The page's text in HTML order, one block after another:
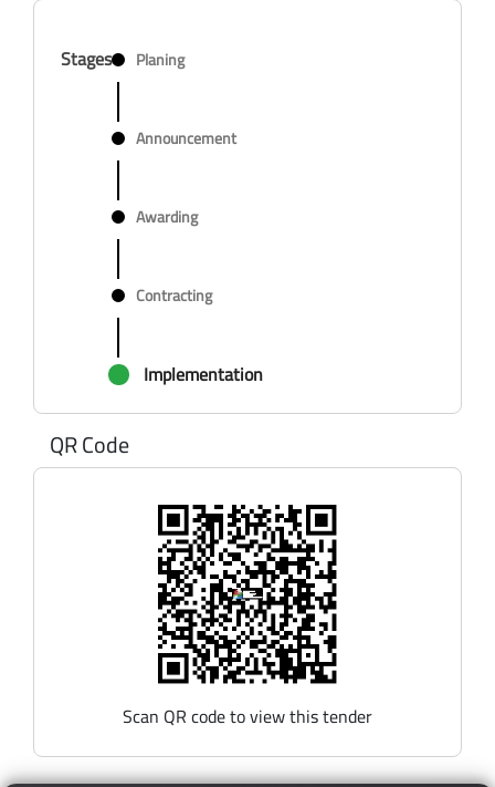
Stages Planing
Announcement
Awarding
Contracting
Implementation
QR Code
Scan QR code to view this tender